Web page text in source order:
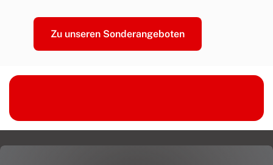
Zu unseren Sonderangeboten